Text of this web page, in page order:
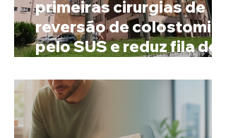
primeiras cirurgias de
reversão de colostomia
pelo SUS e reduz fila de